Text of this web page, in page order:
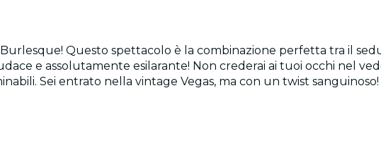
Questo spettacolo è la combinazione perfetta tra il
e assolutamente esilarante! Non crederai ai tuoi occhi nel
Sei entrato nella vintage Vegas, ma con un twist